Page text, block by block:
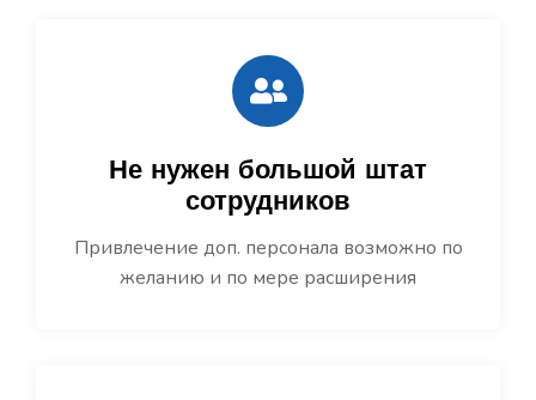
Не нужен большой штат
сотрудников
Привлечение доп. персонала возможно по
желанию и по мере расширения